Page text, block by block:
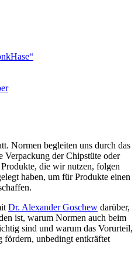
Normen begleiten uns durch das
Verpackung der Chipstüte oder
die wir nutzen, folgen
haben, um für Produkte einen
Dr. Alexander Goschew darüber,
ist, warum Normen auch beim
sind und warum das Vorurteil,
fördern, unbedingt entkräftet